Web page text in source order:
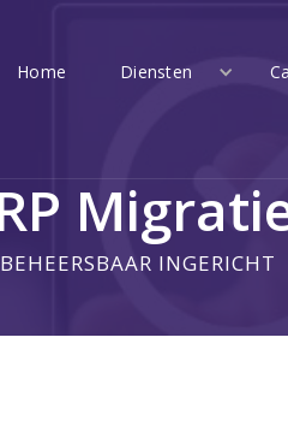
INGERICHT
Home Diensten